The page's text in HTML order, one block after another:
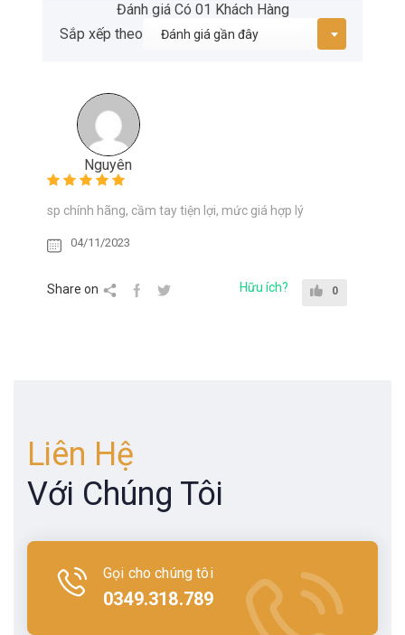
Đánh giá Có 01 Khách Hàng
Sắp xếp theo
Nguyên
sp chính hãng, cầm tay tiện lợi, mức giá hợp lý
04/11/2023
Share on Hữu ích? 0
Liên Hệ
Với Chúng Tôi
Gọi cho chúng tôi
0349.318.789